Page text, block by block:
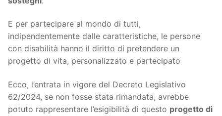
E per partecipare al mondo di tutti,
indipendentemente dalle caratteristiche, le persone
con disabilità hanno il diritto di pretendere un
progetto di vita, personalizzato e partecipato
Ecco, l’entrata in vigore del Decreto Legislativo
62/2024, se non fosse stata rimandata, avrebbe
potuto rappresentare l’esigibilità di questo progetto di